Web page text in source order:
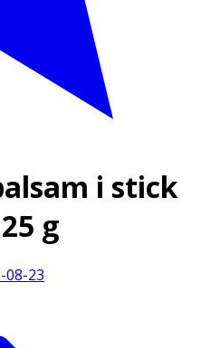
i stick
g
08-23